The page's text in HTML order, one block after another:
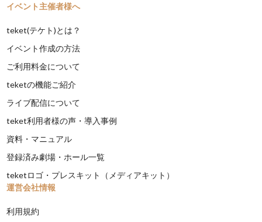
イベント主催者様へ
teket(テケト)とは？
イベント作成の方法
ご利用料金について
teketの機能ご紹介
ライブ配信について
teket利用者様の声・導入事例
資料・マニュアル
登録済み劇場・ホール一覧
teketロゴ・プレスキット（メディアキット）
運営会社情報
利用規約